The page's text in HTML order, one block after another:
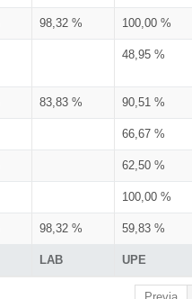
LAB UPE
98,32 % 100,00 %
48,95 %
83,83 % 90,51 %
66,67 %
62,50 %
100,00 %
98,32 % 59,83 %